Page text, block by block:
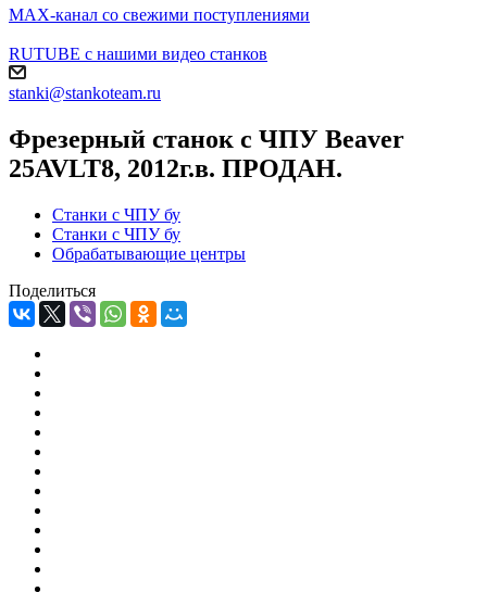
MAX-канал со свежими поступлениями
RUTUBE с нашими видео станков
stanki@stankoteam.ru
Фрезерный станок с ЧПУ Beaver
25AVLT8, 2012г.в. ПРОДАН.
Станки с ЧПУ бу
Станки с ЧПУ бу
Обрабатывающие центры
Поделиться